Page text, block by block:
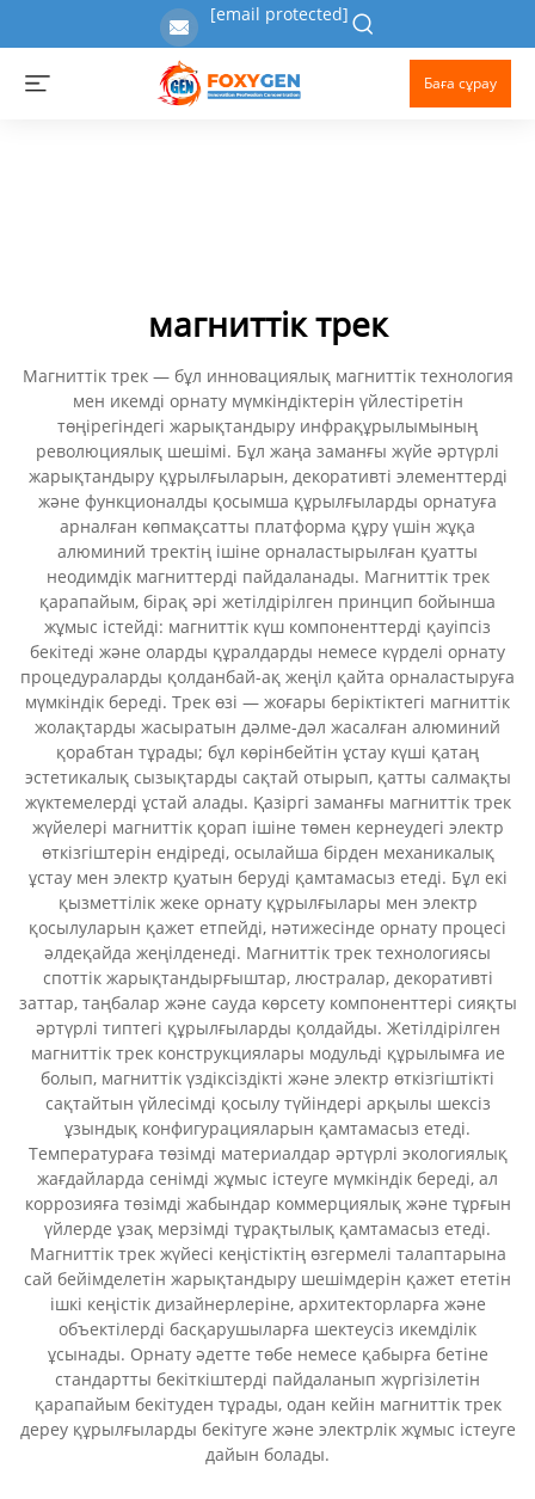
[email protected]
Баға сұрау
магниттік трек
Магниттік трек — бұл инновациялық магниттік технология
мен икемді орнату мүмкіндіктерін үйлестіретін
төңірегіндегі жарықтандыру инфрақұрылымының
революциялық шешімі. Бұл жаңа заманғы жүйе әртүрлі
жарықтандыру құрылғыларын, декоративті элементтерді
және функционалды қосымша құрылғыларды орнатуға
арналған көпмақсатты платформа құру үшін жұқа
алюминий тректің ішіне орналастырылған қуатты
неодимдік магниттерді пайдаланады. Магниттік трек
қарапайым, бірақ әрі жетілдірілген принцип бойынша
жұмыс істейді: магниттік күш компоненттерді қауіпсіз
бекітеді және оларды құралдарды немесе күрделі орнату
процедураларды қолданбай-ақ жеңіл қайта орналастыруға
мүмкіндік береді. Трек өзі — жоғары беріктіктегі магниттік
жолақтарды жасыратын дәлме-дәл жасалған алюминий
қорабтан тұрады; бұл көрінбейтін ұстау күші қатаң
эстетикалық сызықтарды сақтай отырып, қатты салмақты
жүктемелерді ұстай алады. Қазіргі заманғы магниттік трек
жүйелері магниттік қорап ішіне төмен кернеудегі электр
өткізгіштерін ендіреді, осылайша бірден механикалық
ұстау мен электр қуатын беруді қамтамасыз етеді. Бұл екі
қызметтілік жеке орнату құрылғылары мен электр
қосылуларын қажет етпейді, нәтижесінде орнату процесі
әлдеқайда жеңілденеді. Магниттік трек технологиясы
споттік жарықтандырғыштар, люстралар, декоративті
заттар, таңбалар және сауда көрсету компоненттері сияқты
әртүрлі типтегі құрылғыларды қолдайды. Жетілдірілген
магниттік трек конструкциялары модульді құрылымға ие
болып, магниттік үздіксіздікті және электр өткізгіштікті
сақтайтын үйлесімді қосылу түйіндері арқылы шексіз
ұзындық конфигурацияларын қамтамасыз етеді.
Температураға төзімді материалдар әртүрлі экологиялық
жағдайларда сенімді жұмыс істеуге мүмкіндік береді, ал
коррозияға төзімді жабындар коммерциялық және тұрғын
үйлерде ұзақ мерзімді тұрақтылық қамтамасыз етеді.
Магниттік трек жүйесі кеңістіктің өзгермелі талаптарына
сай бейімделетін жарықтандыру шешімдерін қажет ететін
ішкі кеңістік дизайнерлеріне, архитекторларға және
объектілерді басқарушыларға шектеусіз икемділік
ұсынады. Орнату әдетте төбе немесе қабырға бетіне
стандартты бекіткіштерді пайдаланып жүргізілетін
қарапайым бекітуден тұрады, одан кейін магниттік трек
дереу құрылғыларды бекітуге және электрлік жұмыс істеуге
дайын болады.